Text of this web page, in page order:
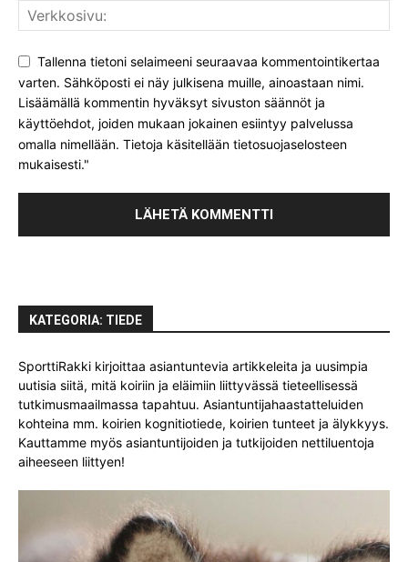
Tallenna tietoni selaimeeni seuraavaa kommentointikertaa
varten. Sähköposti ei näy julkisena muille, ainoastaan nimi.
Lisäämällä kommentin hyväksyt sivuston säännöt ja
käyttöehdot, joiden mukaan jokainen esiintyy palvelussa
omalla nimellään. Tietoja käsitellään tietosuojaselosteen
mukaisesti."
KATEGORIA: TIEDE
SporttiRakki kirjoittaa asiantuntevia artikkeleita ja uusimpia
uutisia siitä, mitä koiriin ja eläimiin liittyvässä tieteellisessä
tutkimusmaailmassa tapahtuu. Asiantuntijahaastatteluiden
kohteina mm. koirien kognitiotiede, koirien tunteet ja älykkyys.
Kauttamme myös asiantuntijoiden ja tutkijoiden nettiluentoja
aiheeseen liittyen!